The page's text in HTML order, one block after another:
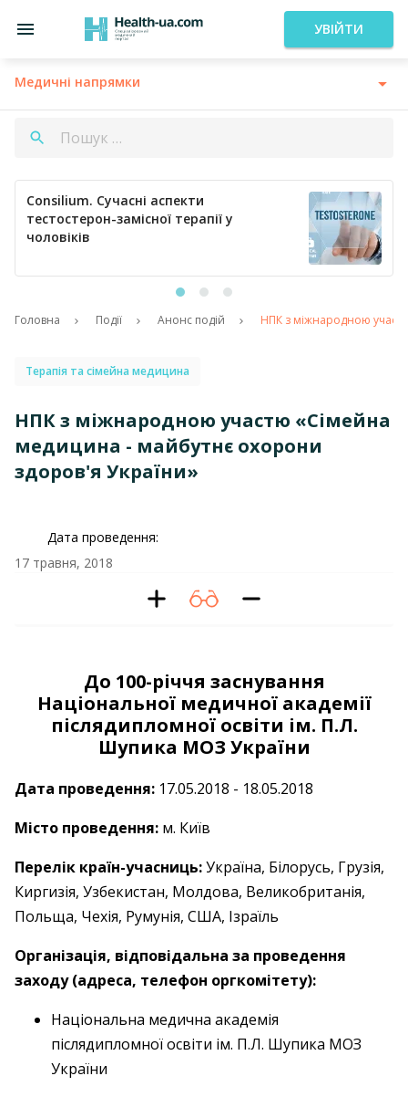
УВІЙТИ
Медичні напрямки
Consilium. Кардіологія сьогодні:
профілактика тромбозів та ефективна
регуляція артеріального тиску
Головна Події Анонс подій НПК з міжнародною
Терапія та сімейна медицина
НПК з міжнародною участю «Сімейна
медицина - майбутнє охорони
здоров'я України»
Дата проведення:
17 травня, 2018
До 100-річчя заснування
Національної медичної академії
післядипломної освіти ім. П.Л.
Шупика МОЗ України
Дата проведення: 17.05.2018 - 18.05.2018
Місто проведення: м. Київ
Перелік країн-учасниць:Україна, Білорусь, Грузія,
Киргизія, Узбекистан, Молдова, Великобританія,
Польща, Чехія, Румунія, США, Ізраїль
Організація, відповідальна за проведення
заходу (адреса, телефон оргкомітету):
Національна медична академія
післядипломної освіти ім. П.Л. Шупика МОЗ
України